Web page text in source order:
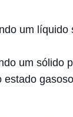
um líquido
um sólido
estado